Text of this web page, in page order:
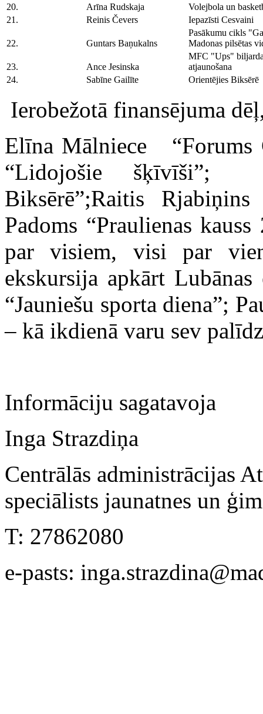
20.
Arīna Rudskaja
Volejbola un
21.
Reinis Čevers Iepazīsti Cesvaini
22. Guntars Baņukalns
Pasākumu cikls
Madonas pilsētas
23. Ance Jesinska
MFC "Ups"
atjaunošana
24.
Sabīne Gailīte Orientējies Biksērē
Ierobežotā finansējuma
Elīna Mālniece “Forums
“Lidojošie šķīvīši”;
Biksērē”;Raitis
Padoms “Praulienas
par visiem, visi par
ekskursija apkārt
“Jauniešu sporta diena”;
– kā ikdienā varu sev
Informāciju sagatavoja
Inga Strazdiņa
Centrālās administrācijas
speciālists jaunatnes un
T: 27862080
e-pasts: